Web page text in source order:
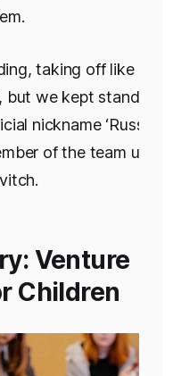
taking off like an
but we kept
nickname ‘Russian
of the team under
Venture
Children